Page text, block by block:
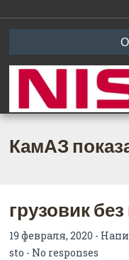
КамАЗ
грузовик
19 февраля, 2020 -
sto - No responses